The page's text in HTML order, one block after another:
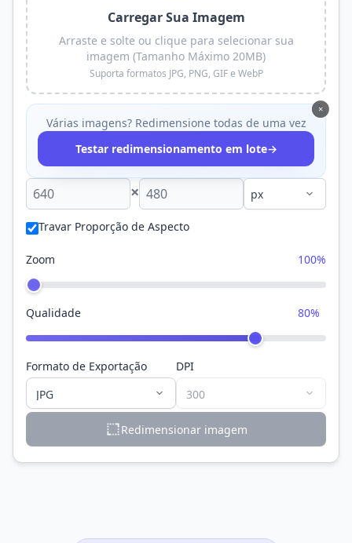
Carregar Sua Imagem
Arraste e solte ou clique para selecionar sua
imagem (Tamanho Máximo 20MB)
Suporta formatos JPG, PNG, GIF e WebP
×
Várias imagens? Redimensione todas de uma vez
Testar redimensionamento em lote→
×
Travar Proporção de Aspecto
Zoom 100%
Qualidade 80%
Formato de Exportação DPI
Redimensionar imagem